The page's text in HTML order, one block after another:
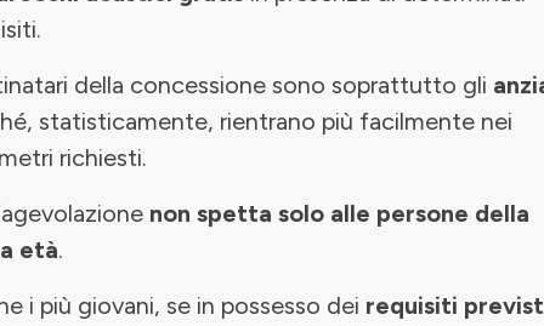
della concessione sono soprattutto gli
statisticamente, rientrano più facilmente nei
richiesti.
non spetta solo alle persone della
età.
i più giovani, se in possesso dei requisiti